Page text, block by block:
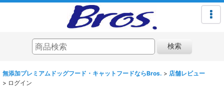
検索
無添加プレミアムドッグフード・キャットフードならBros. > 店舗レビュー
> ログイン